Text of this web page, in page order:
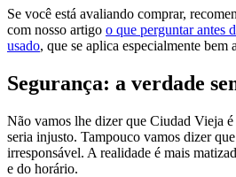
Se você está avaliando comprar,
com nosso artigo o que perguntar antes
usado, que se aplica especialmente bem
Segurança: a verdade
Não vamos lhe dizer que Ciudad Vieja
seria injusto. Tampouco vamos dizer
irresponsável. A realidade é mais
e do horário.